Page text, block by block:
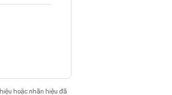
hoặc nhãn hiệu đã